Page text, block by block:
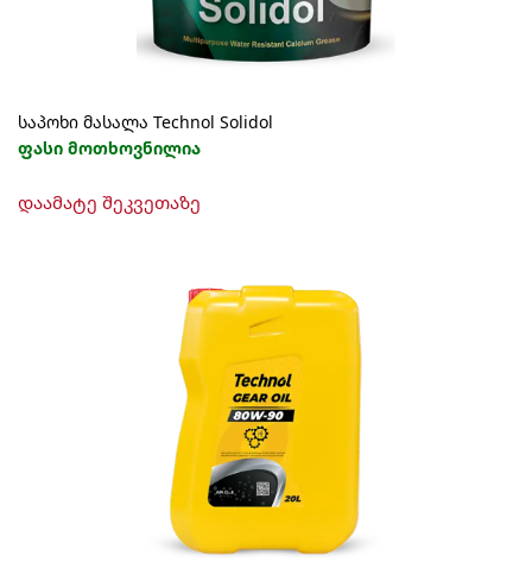
page
საპოხი მასალა Technol Solidol
ფასი მოთხოვნილია
დაამატე შეკვეთაზე
variants.
The
options
may
chosen
on
the
product